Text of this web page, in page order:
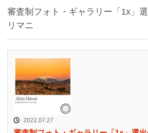
審査制フォト・ギャラリー「1x」
リマニ
2022.07.27